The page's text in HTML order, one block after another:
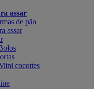
assar
de pão
assar
cocottes